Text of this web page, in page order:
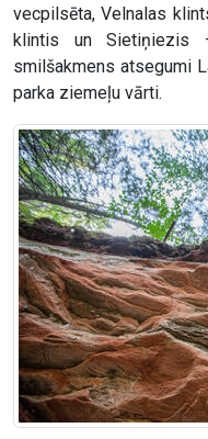
vecpilsēta, Velnalas
klintis un Sietiņiezis
smilšakmens atsegumi
parka ziemeļu vārti.